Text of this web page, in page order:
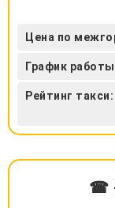
Цена по
График
Рейтинг такси:
☎